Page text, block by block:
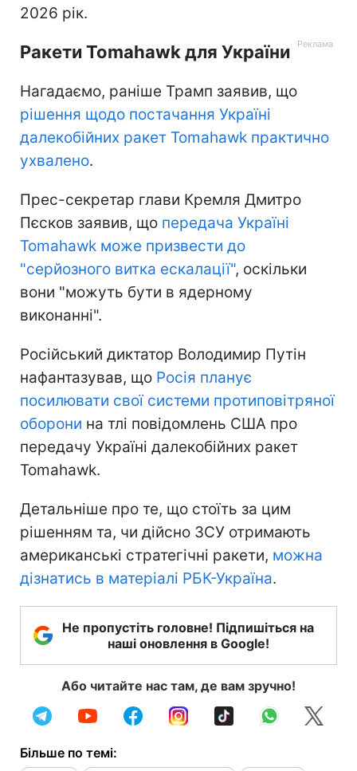
2026 рік.
Ракети Tomahawk для України
Нагадаємо, раніше Трамп заявив, що
рішення щодо постачання Україні
далекобійних ракет Tomahawk практично
ухвалено.
Прес-секретар глави Кремля Дмитро
Пєсков заявив, що передача Україні
Tomahawk може призвести до
"серйозного витка ескалації", оскільки
вони "можуть бути в ядерному
виконанні".
Російський диктатор Володимир Путін
нафантазував, що Росія планує
посилювати свої системи протиповітряної
оборони на тлі повідомлень США про
передачу Україні далекобійних ракет
Tomahawk.
Детальніше про те, що стоїть за цим
рішенням та, чи дійсно ЗСУ отримають
американські стратегічні ракети, можна
дізнатись в матеріалі РБК-Україна.
Не пропустіть головне! Підпишіться на
наші оновлення в Google!
Або читайте нас там, де вам зручно!
Більше по темі: